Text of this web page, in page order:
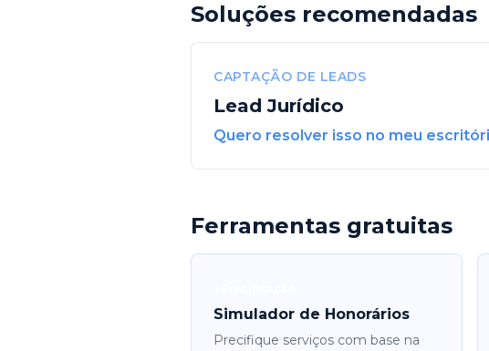
Soluções recomendadas
CAPTAÇÃO DE LEADS
Lead Jurídico
Quero resolver isso no meu
Ferramentas gratuitas
Simulador de Honorários
Precifique serviços com base na